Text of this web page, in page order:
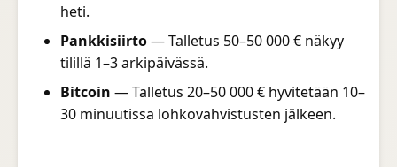
heti.
Pankkisiirto— Talletus 50–50 000 € näkyy
tilillä 1–3 arkipäivässä.
Bitcoin — Talletus 20–50 000 € hyvitetään 10–
30 minuutissa lohkovahvistusten jälkeen.